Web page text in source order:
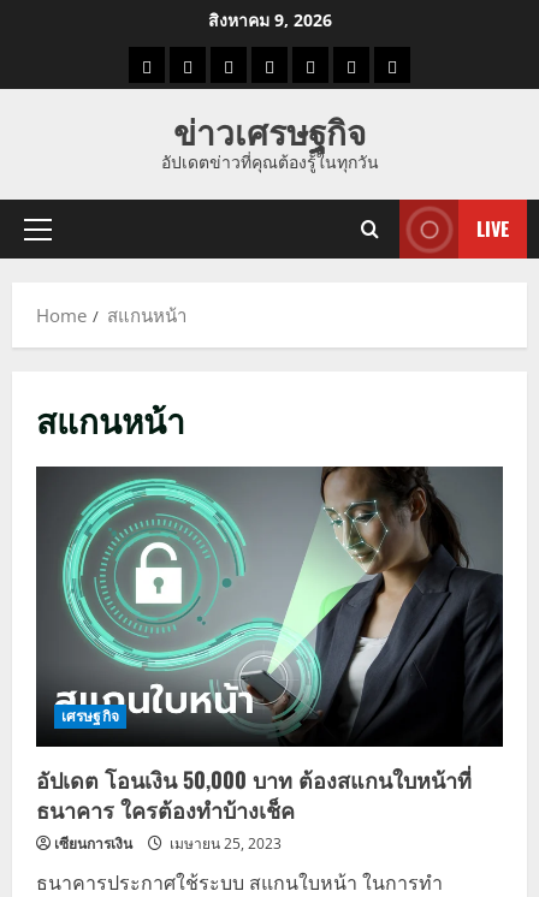
สิงหาคม 9, 2026
ราคาแนว
ราคา
ทอง
ข่าว
นี้
ข่าว
ดูด
ที่
ผู้ชาย
ข่าวเศรษฐกิจ
อัปเดตข่าวที่คุณต้องรู้ในทุกวัน
Primary
LIVE
Home สแกนหน้า
สแกนหน้า
เศรษฐกิจ
อัปเดต โอนเงิน 50,000 บาท ต้องสแกนใบหน้าที่
ธนาคาร ใครต้องทำบ้างเช็ค
เซียนการเงิน เมษายน 25, 2023
ธนาคารประกาศใช้ระบบ สแกนใบหน้า ในการทำ